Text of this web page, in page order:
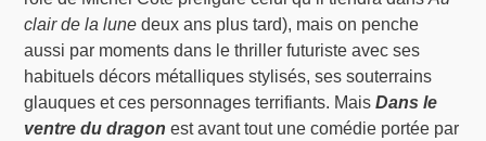
clair de la lune deux ans plus tard), mais on penche
aussi par moments dans le thriller futuriste avec ses
habituels décors métalliques stylisés, ses souterrains
glauques et ces personnages terrifiants. MaisDans le
ventre du dragon est avant tout une comédie portée par